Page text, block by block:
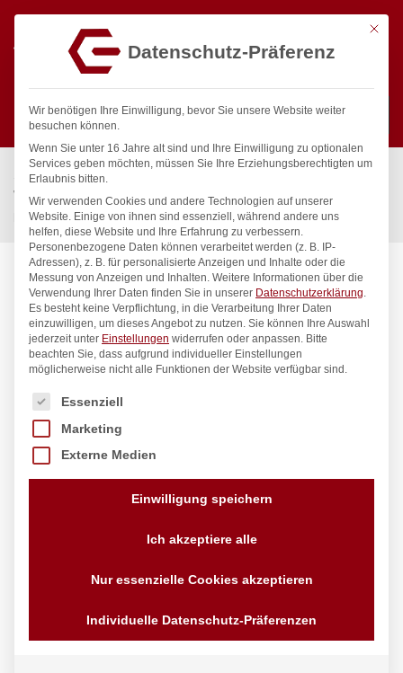
Suchen
Start / Gastronomiebedarf & Gastro Geräte für Profis
Wassertechnik
Garten Brunnenröhre
/
progarda Brunnenröhre 1/2″
Mit
Datenschutz-Präferenz
Wir benötigen Ihre Einwilligung, bevor Sie unsere Website weiter
besuchen können.
Wenn Sie unter 16 Jahre alt sind und Ihre Einwilligung zu optionalen
Services geben möchten, müssen Sie Ihre Erziehungsberechtigten um
Erlaubnis bitten.
Wir verwenden Cookies und andere Technologien auf unserer
Website. Einige von ihnen sind essenziell, während andere uns
helfen, diese Website und Ihre Erfahrung zu verbessern.
Personenbezogene Daten können verarbeitet werden (z. B. IP-
Adressen), z. B. für personalisierte Anzeigen und Inhalte oder die
Messung von Anzeigen und Inhalten. Weitere Informationen über die
Verwendung Ihrer Daten finden Sie in unserer Datenschutzerklärung.
Es besteht keine Verpflichtung, in die Verarbeitung Ihrer Daten
einzuwilligen, um dieses Angebot zu nutzen. Sie können Ihre Auswahl
jederzeit unter Einstellungen widerrufen oder anpassen. Bitte
beachten Sie, dass aufgrund individueller Einstellungen
möglicherweise nicht alle Funktionen der Website verfügbar sind.
Es folgt eine Liste der Service-Gruppen, für die eine
Essenziell
Marketing
Externe Medien
Einwilligung speichern
Ich akzeptiere alle
Nur essenzielle Cookies akzeptieren
Individuelle Datenschutz-Präferenzen